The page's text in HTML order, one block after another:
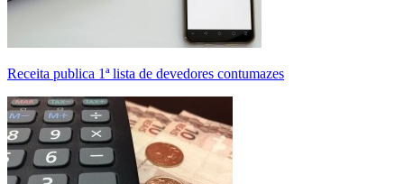
Receita publica 1ª lista de devedores contumazes